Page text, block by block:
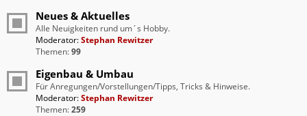
Neues & Aktuelles
Alle Neuigkeiten rund um´s Hobby.
Moderator:Stephan Rewitzer
Themen:99
Eigenbau & Umbau
Für Anregungen/Vorstellungen/Tipps, Tricks & Hinweise.
Moderator:Stephan Rewitzer
Themen:259